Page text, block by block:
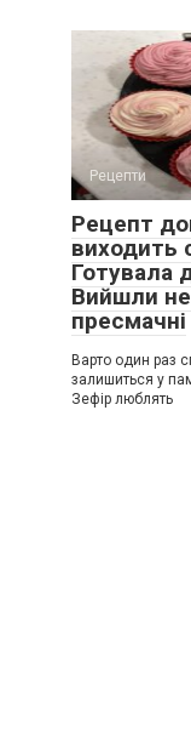
Рецепти
Рецепт
виходить
Готувала
Вийшли
пресмачні
Варто один раз
залишиться у
Зефір люблять